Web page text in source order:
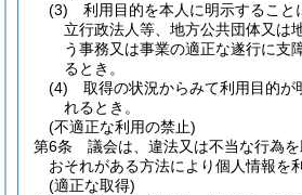
(3)
利用目的を本人に明示すること
立行政法人等、地方公共団体又は
う事務又は事業の適正な遂行に支
るとき。
(4)
取得の状況からみて利用目的が
れるとき。
(不適正な利用の禁止)
第6条
議会は、違法又は不当な行為
おそれがある方法により個人情報を
(適正な取得)